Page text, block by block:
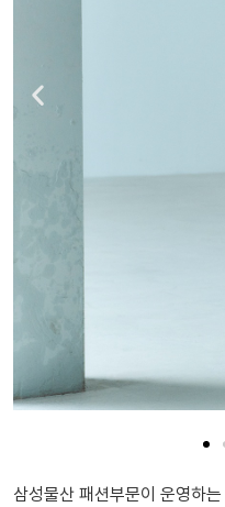
삼성물산 패션부문이 운영하